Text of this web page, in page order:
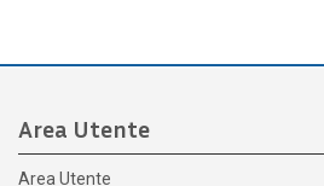
Area Utente
Area Utente